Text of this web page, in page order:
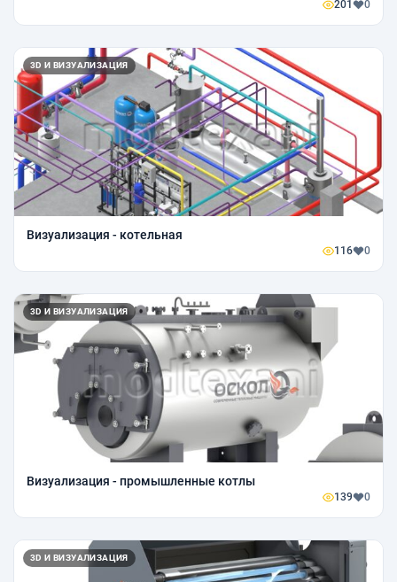
201 0
3D И ВИЗУАЛИЗАЦИЯ
Визуализация - котельная
116 0
3D И ВИЗУАЛИЗАЦИЯ
Визуализация - промышленные котлы
139 0
3D И ВИЗУАЛИЗАЦИЯ